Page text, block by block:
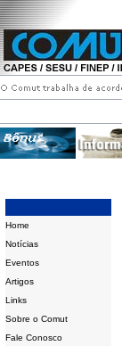
Home
Notícias
Eventos
Artigos
Links
Sobre o Comut
Fale Conosco